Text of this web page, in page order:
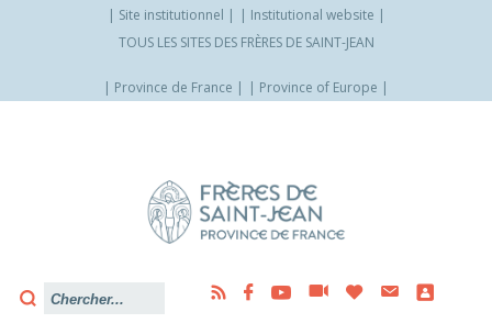
Site institutionnel
Institutional website
TOUS LES SITES DES FRÈRES DE SAINT-JEAN
Province de France
Province of Europe